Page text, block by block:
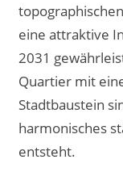
eine attraktive
2031
Quartier mit
Stadtbaustein
harmonisches
entsteht.